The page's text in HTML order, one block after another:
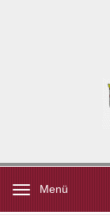
Toggle navigation
Menü